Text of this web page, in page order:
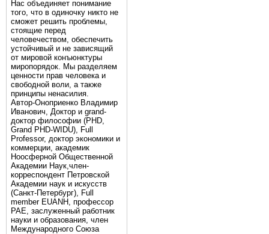
Нас объединяет понимание
того, что в одиночку никто не
сможет решить проблемы,
стоящие перед
человечеством, обеспечить
устойчивый и не зависящий
от мировой конъюнктуры
миропорядок. Мы разделяем
ценности прав человека и
свободной воли, а также
принципы ненасилия.
Автор-Оноприенко Владимир
Иванович, Доктор и grand-
доктор философии (PHD,
Grand PHD-WIDU), Full
Professor, доктор экономики и
коммерции, академик
Ноосферной Общественной
Академии Наук,член-
корреспондент Петровской
Академии наук и искусств
(Санкт-Петербург), Full
member EUANH, профессор
РАЕ, заслуженный работник
науки и образования, член
Международного Союза